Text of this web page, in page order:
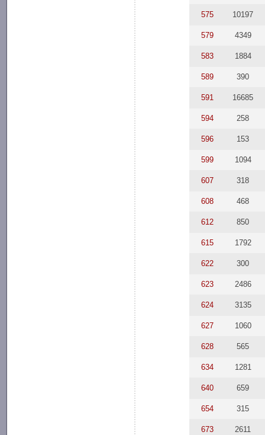
575 10197
579 4349
583 1884
589 390
591 16685
594 258
596 153
599 1094
607 318
608 468
612 850
615 1792
622 300
623 2486
624 3135
627 1060
628 565
634 1281
640 659
654 315
673 2611